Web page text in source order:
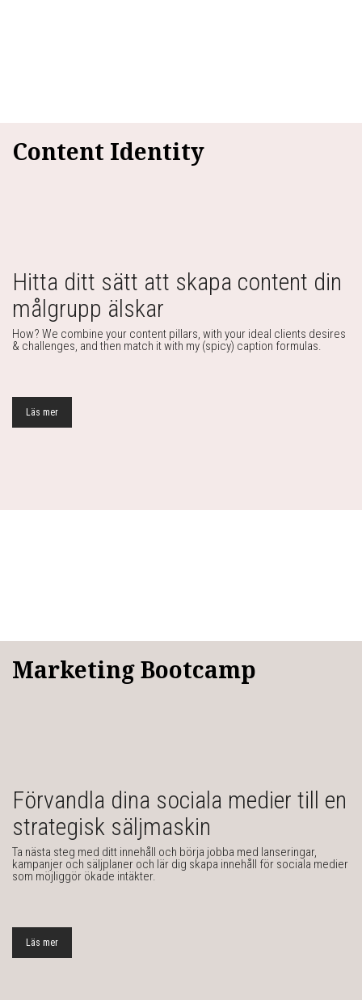
Content Identity
Hitta ditt sätt att skapa content din
målgrupp älskar
How? We combine your content pillars, with your ideal clients desires
& challenges, and then match it with my (spicy) caption formulas.
Läs mer
Marketing Bootcamp
Förvandla dina sociala medier till en
strategisk säljmaskin
Ta nästa steg med ditt innehåll och börja jobba med lanseringar,
kampanjer och säljplaner och lär dig skapa innehåll för sociala medier
som möjliggör ökade intäkter.
Läs mer